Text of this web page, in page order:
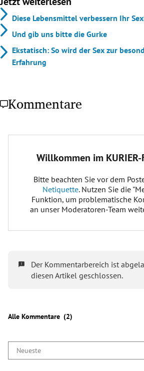
Diese Lebensmittel verbessern Ihr
Und gib uns bitte die Gurke
Ekstatisch: So wird der Sex zur
Erfahrung
Kommentare